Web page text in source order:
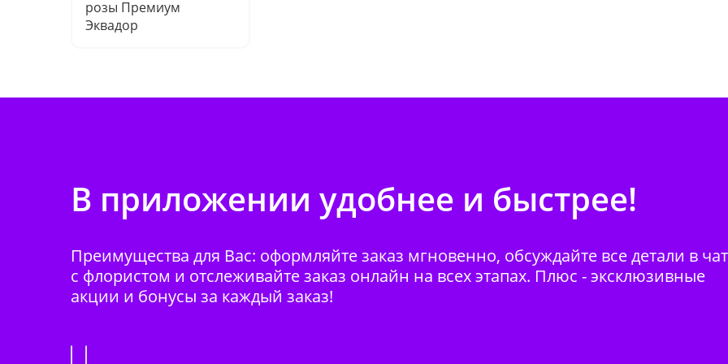
розы Премиум
Эквадор
В приложении удобнее и быстрее!
Преимущества для Вас: оформляйте заказ мгновенно, обсуждайте все детали в
с флористом и отслеживайте заказ онлайн на всех этапах. Плюс - эксклюзивные
акции и бонусы за каждый заказ!